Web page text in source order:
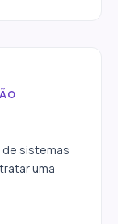
de
de sistemas
uma